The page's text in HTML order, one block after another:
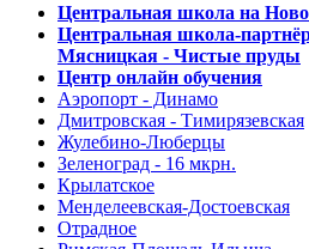
Центральная школа на
Центральная школа-
Мясницкая - Чистые пруды
Центр онлайн обучения
Аэропорт - Динамо
Дмитровская - Тимирязевская
Жулебино-Люберцы
Зеленоград - 16 мкрн.
Крылатское
Менделеевская-Достоевская
Отрадное